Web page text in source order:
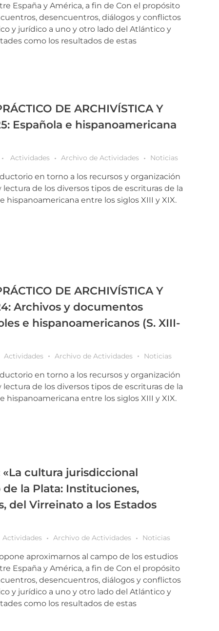
España y América, a fin de Con el propósito
desencuentros, diálogos y conflictos
y jurídico a uno y otro lado del Atlántico y
como los resultados de estas
DE ARCHIVÍSTICA Y
Española e hispanoamericana
Actividades Archivo de Actividades Noticias
en torno a los recursos y organización
lectura de los diversos tipos de escrituras de la
hispanoamericana entre los siglos XIII y XIX.
DE ARCHIVÍSTICA Y
Archivos y documentos
e hispanoamericanos (S. XIII-
Actividades Archivo de Actividades Noticias
en torno a los recursos y organización
lectura de los diversos tipos de escrituras de la
hispanoamericana entre los siglos XIII y XIX.
cultura jurisdiccional
la Plata: Instituciones,
del Virreinato a los Estados
Actividades Archivo de Actividades Noticias
​aproximarnos al campo de los estudios
España y América, a fin de Con el propósito
desencuentros, diálogos y conflictos
y jurídico a uno y otro lado del Atlántico y
como los resultados de estas